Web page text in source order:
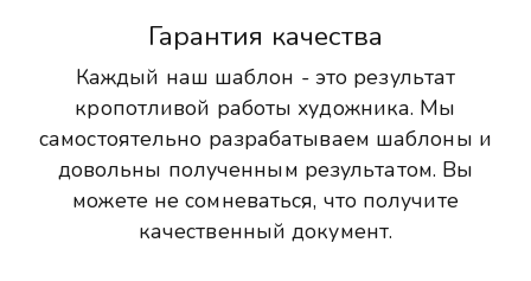
Гарантия качества
Каждый наш шаблон - это результат
кропотливой работы художника. Мы
самостоятельно разрабатываем шаблоны и
довольны полученным результатом. Вы
можете не сомневаться, что получите
качественный документ.